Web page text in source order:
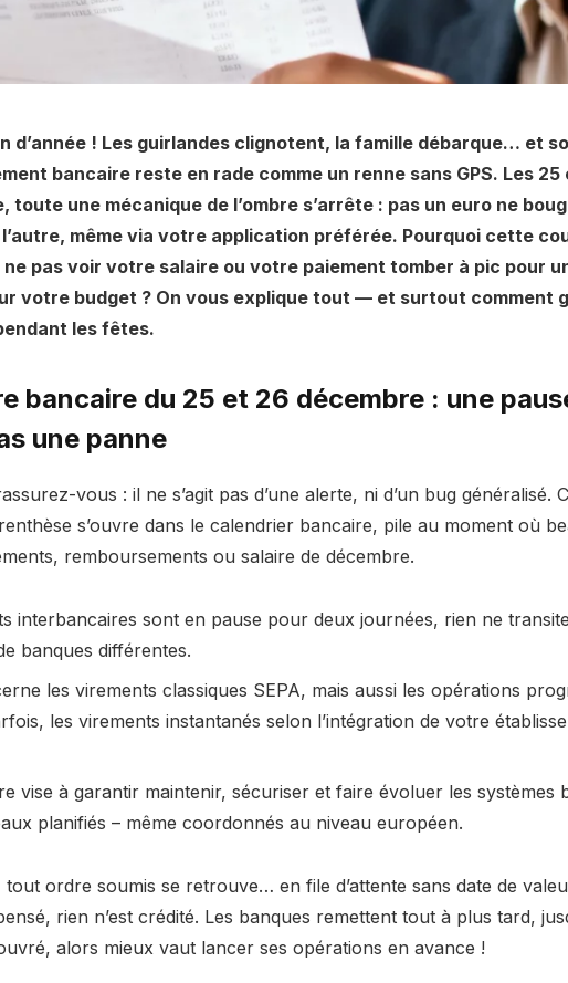
d’année ! Les guirlandes clignotent, la famille débarque… et
bancaire reste en rade comme un renne sans GPS. Les 25
toute une mécanique de l’ombre s’arrête : pas un euro ne
même via votre application préférée. Pourquoi cette
ne pas voir votre salaire ou votre paiement tomber à pic pour
votre budget ? On vous explique tout — et surtout comment
les fêtes.
bancaire du 25 et 26 décembre : une
une panne
vous : il ne s’agit pas d’une alerte, ni d’un bug généralisé.
s’ouvre dans le calendrier bancaire, pile au moment où
remboursements ou salaire de décembre.
interbancaires sont en pause pour deux journées, rien ne
banques différentes.
les virements classiques SEPA, mais aussi les opérations
les virements instantanés selon l’intégration de votre
vise à garantir maintenir, sécuriser et faire évoluer les systèmes
planifiés – même coordonnés au niveau européen.
ordre soumis se retrouve… en file d’attente sans date de
rien n’est crédité. Les banques remettent tout à plus tard,
alors mieux vaut lancer ses opérations en avance !